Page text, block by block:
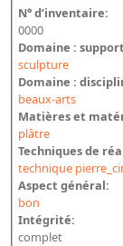
provenances
Recherche
L'histoire de la
Explorer
Rapports
Répertoire
Répertoire
N° d’inventaire:
0000
Domaine :
sculpture
Domaine :
beaux-arts
Matières et
plâtre
Techniques de
technique
Aspect général:
bon
Intégrité:
complet